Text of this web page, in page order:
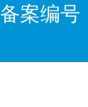
备案编号